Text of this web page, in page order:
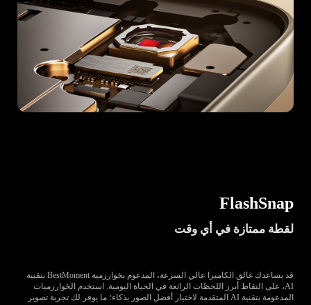
*إخلاء المسؤولية: تدعم خوارزمية AI RAW ذاكرة RAM سعة 8 جيجابايت.
FlashSnap
لقطة ممتازة في أي وقت
قد يساعدك غالق الكاميرا عالي السرعة، المدعوم بخوارزمية BestMoment بتقنية
AI، على التقاط أبرز اللحظات الرائعة في الحياة اليومية. استخدم الخوارزميات
المدعومة بتقنية AI المتقدمة لاختيار أفضل الصور بذكاء؛ ما يوفر لك تجربة تصوير